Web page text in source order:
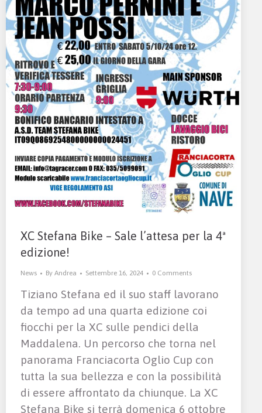
XC Stefana Bike – Sale l’attesa per la 4ª
edizione!
News By Andrea Settembre 16, 2024 0 Comments
Tiziano Stefana ed il suo staff lavorano
da tempo ad una quarta edizione coi
fiocchi per la XC sulle pendici della
Maddalena. Un percorso che torna nel
panorama Franciacorta Oglio Cup con
tutta la sua bellezza e con la possibilità
di essere affrontato da chiunque. La XC
Stefana Bike si terrà domenica 6 ottobre